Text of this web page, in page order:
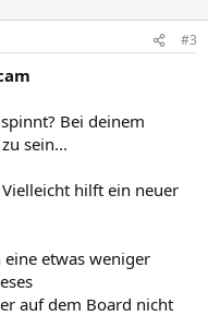
#3
Bei deinem
sein...
hilft ein neuer
etwas weniger
auf dem Board nicht